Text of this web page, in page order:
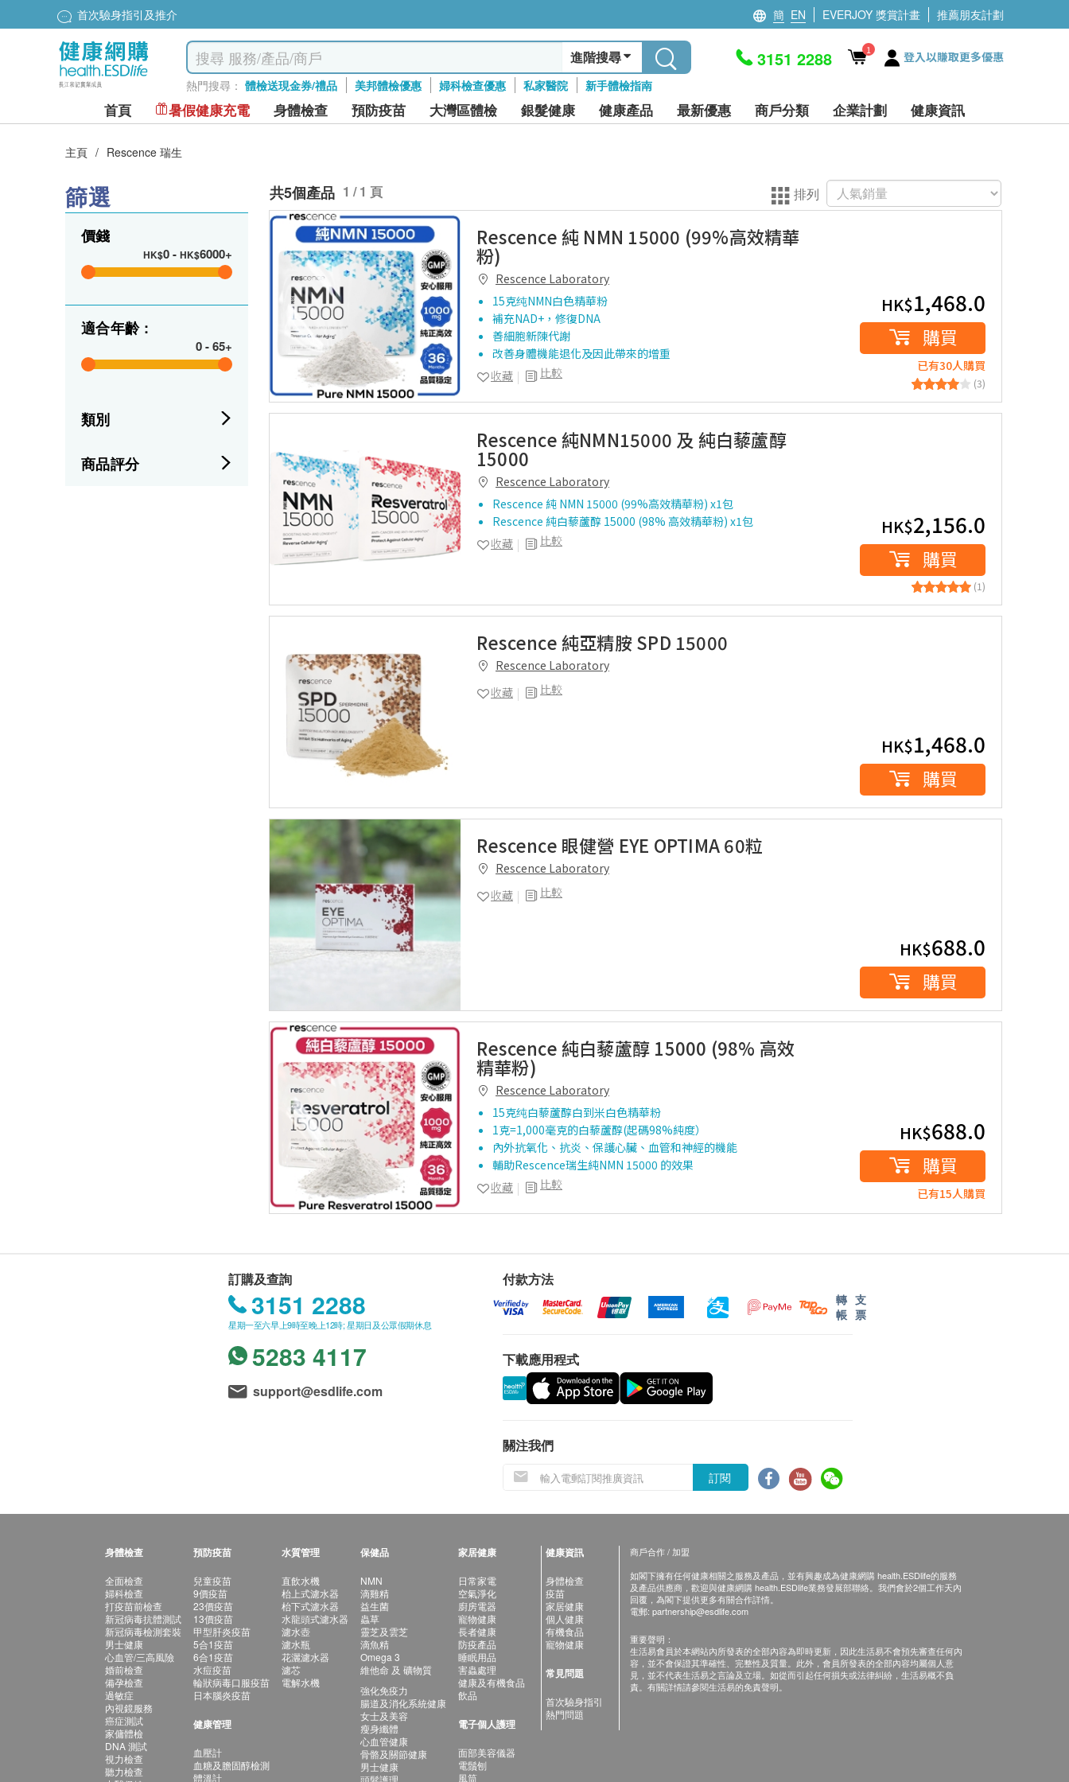
首次驗身指引及推介 簡 EN EVERJOY 獎賞計畫 推薦朋友計劃
進階搜尋
熱門搜尋： 體檢送現金券/禮品 美邦體檢優惠 婦科檢查優惠 私家醫院 新手體檢指南
3151 2288 1 登入以賺取更多優惠
首頁 暑假健康充電 身體檢查 預防疫苗 大灣區體檢 銀髮健康 健康產品 最新優惠 商戶分類 企業計劃 健康資訊
主頁 / Rescence 瑞生
篩選
價錢
HK$0- HK$6000+
適合年齡 :
0-65+
類別
商品評分
共5個產品 1 / 1 頁 排列
Rescence 純 NMN 15000 (99%高效精華
粉)
Rescence Laboratory
15克纯NMN白色精華粉
補充NAD+，修復DNA
善細胞新陳代謝
改善身體機能退化及因此帶來的增重
比較
收藏
HK$1,468.0
購買
已有30人購買
(3)
Rescence 純NMN15000 及 純白藜蘆醇
15000
Rescence Laboratory
Rescence 純 NMN 15000 (99%高效精華粉) x1包
Rescence 純白藜蘆醇 15000 (98% 高效精華粉) x1包
比較
收藏
HK$2,156.0
購買
(1)
Rescence 純亞精胺 SPD 15000
Rescence Laboratory
比較
收藏
HK$1,468.0
購買
Rescence 眼健營 EYE OPTIMA 60粒
Rescence Laboratory
比較
收藏
HK$688.0
購買
Rescence 純白藜蘆醇 15000 (98% 高效
精華粉)
Rescence Laboratory
15克纯白藜蘆醇白到米白色精華粉
1克=1,000毫克的白藜蘆醇(起碼98%純度）
內外抗氧化、抗炎、保護心臟、血管和神經的機能
輔助Rescence瑞生純NMN 15000 的效果
比較
收藏
HK$688.0
購買
已有15人購買
訂購及查詢
3151 2288
星期一至六早上9時至晚上12時; 星期日及公眾假期休息
5283 4117
support@esdlife.com
付款方法
轉
帳
支
票
下載應用程式
關注我們
訂閱
身體檢查
全面檢查
婦科檢查
打疫苗前檢查
新冠病毒抗體測試
新冠病毒檢測套裝
男士健康
心血管/三高風險
婚前檢查
備孕檢查
過敏症
內視鏡服務
癌症測試
家傭體檢
DNA 測試
視力檢查
聽力檢查
預防疫苗
兒童疫苗
9價疫苗
23價疫苗
13價疫苗
甲型肝炎疫苗
5合1疫苗
6合1疫苗
水痘疫苗
輪狀病毒口服疫苗
日本腦炎疫苗
健康管理
血壓計
血糖及膽固醇檢測
體溫計
水質管理
直飲水機
枱上式濾水器
枱下式濾水器
水龍頭式濾水器
濾水壺
濾水瓶
花灑濾水器
濾芯
電解水機
保健品
NMN
滴雞精
益生菌
蟲草
靈芝及雲芝
滴魚精
Omega 3
維他命 及 礦物質
強化免疫力
腸道及消化系統健康
女士及美容
瘦身纖體
心血管健康
骨骼及關節健康
男士健康
頭髮護理
家居健康
日常家電
空氣淨化
廚房電器
寵物健康
長者健康
防疫產品
睡眠用品
害蟲處理
健康及有機食品
飲品
電子個人護理
面部美容儀器
電鬚刨
風筒
健康資訊
身體檢查
疫苗
家居健康
個人健康
有機食品
寵物健康
常見問題
首次驗身指引
熱門問題
商戶合作 / 加盟
如閣下擁有任何健康相關之服務及產品，並有興趣成為健康網購 health.ESDlife的服務
及產品供應商，歡迎與健康網購 health.ESDlife業務發展部聯絡。我們會於2個工作天內
回覆，為閣下提供更多有關合作詳情。
電郵: partnership@esdlife.com
重要聲明：
生活易會員於本網站內所發表的全部內容為即時更新，因此生活易不會預先審查任何內
容，並不會保證其準確性、完整性及質量。此外，會員所發表的全部內容均屬個人意
見，並不代表生活易之言論及立場。如從而引起任何損失或法律糾紛，生活易概不負
責。有關詳情請參閱生活易的免責聲明。